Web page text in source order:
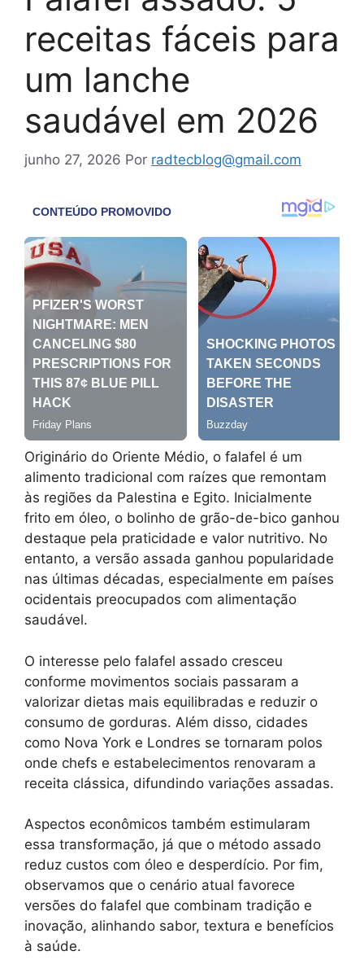
receitas fáceis para
um lanche
saudável em 2026
junho 27, 2026 Por radtecblog@gmail.com
Originário do Oriente Médio, o falafel é um
alimento tradicional com raízes que remontam
às regiões da Palestina e Egito. Inicialmente
frito em óleo, o bolinho de grão-de-bico ganhou
destaque pela praticidade e valor nutritivo. No
entanto, a versão assada ganhou popularidade
nas últimas décadas, especialmente em países
ocidentais preocupados com alimentação
saudável.
O interesse pelo falafel assado cresceu
conforme movimentos sociais passaram a
valorizar dietas mais equilibradas e reduzir o
consumo de gorduras. Além disso, cidades
como Nova York e Londres se tornaram polos
onde chefs e estabelecimentos renovaram a
receita clássica, difundindo variações assadas.
Aspectos econômicos também estimularam
essa transformação, já que o método assado
reduz custos com óleo e desperdício. Por fim,
observamos que o cenário atual favorece
versões do falafel que combinam tradição e
inovação, alinhando sabor, textura e benefícios
à saúde.